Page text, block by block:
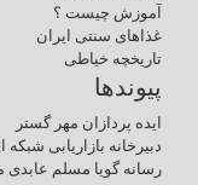
آموزش چیست ؟
غذاهای سنتی ایران
تاریخچه خیاطی
پیوندها
ایده پردازان مهر گستر
دبیرخانه بازاریابی شبکه
رسانه گویا مسلم عابدی